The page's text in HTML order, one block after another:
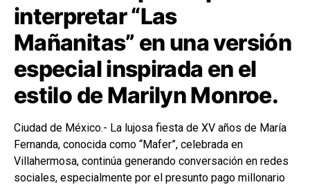
interpretar “Las
Mañanitas” en una versión
especial inspirada en el
estilo de Marilyn Monroe.
Ciudad de México.- La lujosa fiesta de XV años de María
Fernanda, conocida como “Mafer”, celebrada en
Villahermosa, continúa generando conversación en redes
sociales, especialmente por el presunto pago millonario